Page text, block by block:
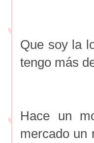
Que soy la
tengo más
Hace un
mercado un